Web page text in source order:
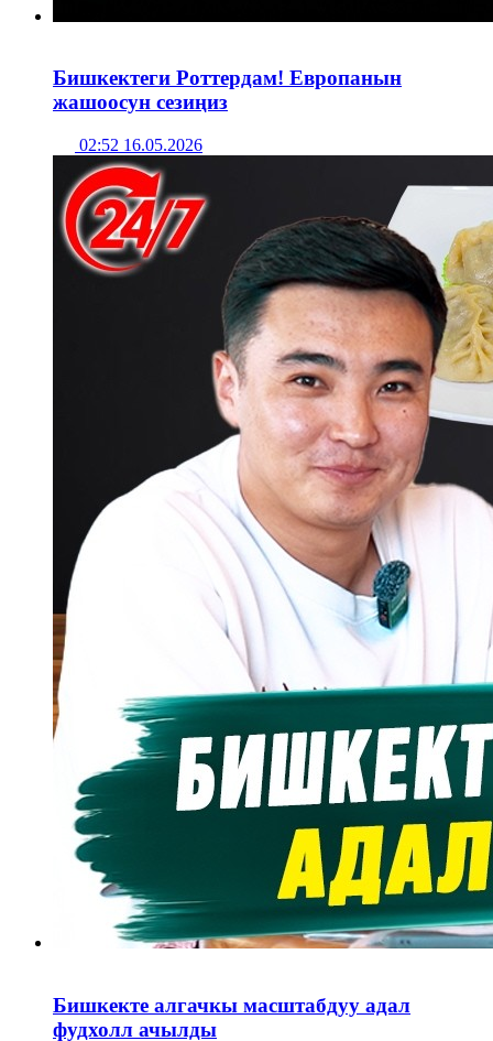
Бишкектеги Роттердам! Европанын
жашоосун сезиңиз
02:52 16.05.2026
Бишкекте алгачкы масштабдуу адал
фудхолл ачылды